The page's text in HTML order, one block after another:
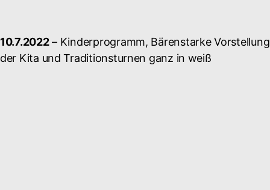
10.7.2022– Kinderprogramm, Bärenstarke Vorstellung
der Kita und Traditionsturnen ganz in weiß